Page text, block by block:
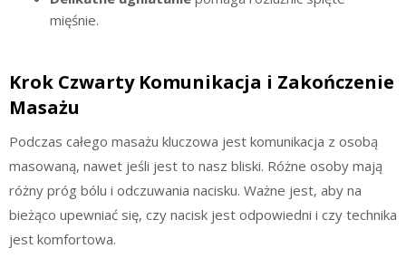
mięśnie.
Krok Czwarty Komunikacja i Zakończenie
Masażu
Podczas całego masażu kluczowa jest komunikacja z osobą
masowaną, nawet jeśli jest to nasz bliski. Różne osoby mają
różny próg bólu i odczuwania nacisku. Ważne jest, aby na
bieżąco upewniać się, czy nacisk jest odpowiedni i czy technika
jest komfortowa.